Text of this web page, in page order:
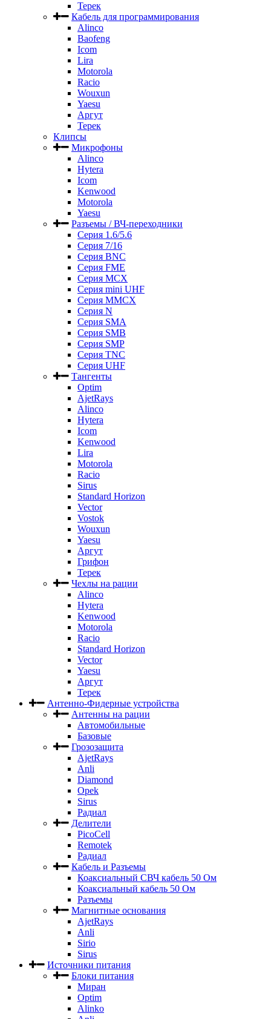
Терек
Кабель для программирования
Alinco
Baofeng
Icom
Lira
Motorola
Racio
Wouxun
Yaesu
Аргут
Терек
Клипсы
Микрофоны
Alinco
Hytera
Icom
Kenwood
Motorola
Yaesu
Разъемы / ВЧ-переходники
Серия 1.6/5.6
Серия 7/16
Серия BNC
Серия FME
Серия MCX
Серия mini UHF
Серия MMCX
Серия N
Серия SMA
Серия SMB
Серия SMP
Серия TNC
Серия UHF
Тангенты
Optim
AjetRays
Alinco
Hytera
Icom
Kenwood
Lira
Motorola
Racio
Sirus
Standard Horizon
Vector
Vostok
Wouxun
Yaesu
Аргут
Грифон
Терек
Чехлы на рации
Alinco
Hytera
Kenwood
Motorola
Racio
Standard Horizon
Vector
Yaesu
Аргут
Терек
Антенно-Фидерные устройства
Антенны на рации
Автомобильные
Базовые
Грозозащита
AjetRays
Anli
Diamond
Opek
Sirus
Радиал
Делители
PicoCell
Remotek
Радиал
Кабель и Разъемы
Коаксиальный СВЧ кабель 50 Ом
Коаксиальный кабель 50 Ом
Разъемы
Магнитные основания
AjetRays
Anli
Sirio
Sirus
Источники питания
Блоки питания
Миран
Optim
Alinko